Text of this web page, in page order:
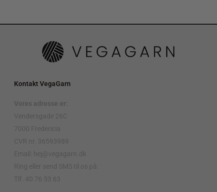
Kontakt VegaGarn
Vores adresse er:
Vendersgade 26C
7000 Fredericia
CVR nr. 36593989
Email: hej@vegagarn.dk
Ring eller send SMS til os på:
Tlf. 40 76 53 63